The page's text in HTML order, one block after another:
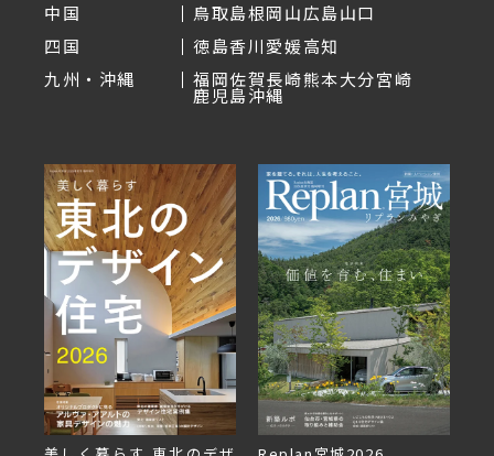
中国
鳥取島根岡山広島山口
四国
徳島香川愛媛高知
九州・沖縄
福岡佐賀長崎熊本大分宮崎
鹿児島沖縄